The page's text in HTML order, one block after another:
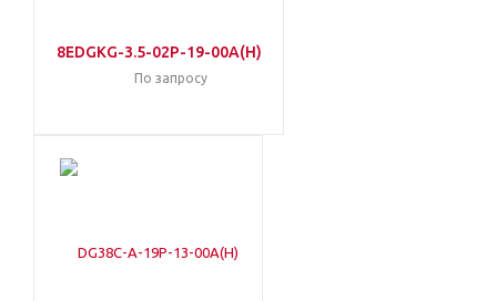
8EDGKG-3.5-02P-19-00A(H)
По запросу